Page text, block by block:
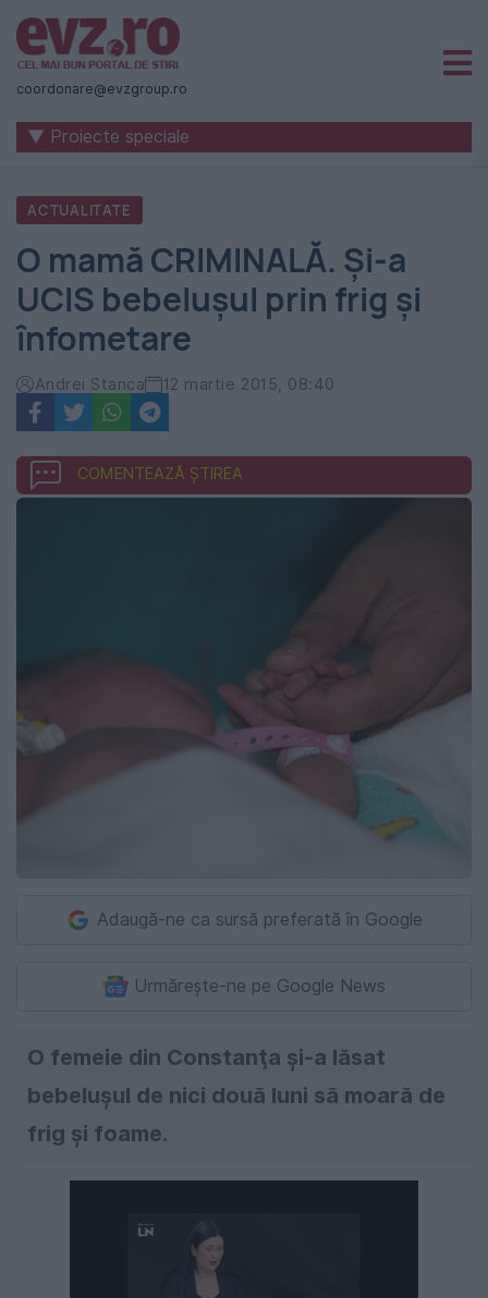
Știri
naționale
internaționale
România
-
Evenimentul
Zilei
coordonare@evzgroup.ro
▼ Proiecte speciale
ACTUALITATE
O mamă CRIMINALĂ. Şi-a
UCIS bebeluşul prin frig şi
înfometare
Andrei Stanca 12 martie 2015, 08:40
COMENTEAZĂ ȘTIREA
Adaugă-ne ca sursă preferată în Google
Urmărește-ne pe Google News
O femeie din Constanţa şi-a lăsat
bebeluşul de nici două luni să moară de
frig şi foame.